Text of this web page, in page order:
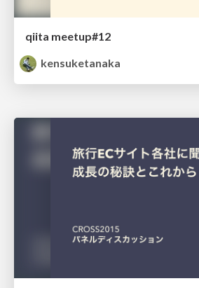
qiita meetup#12
kensuketanaka